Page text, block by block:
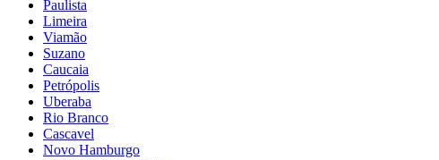
Paulista
Limeira
Viamão
Suzano
Caucaia
Petrópolis
Uberaba
Rio Branco
Cascavel
Novo Hamburgo